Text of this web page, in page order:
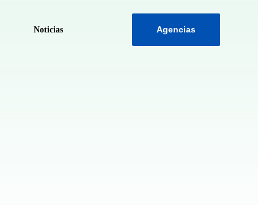
Noticias Agencias